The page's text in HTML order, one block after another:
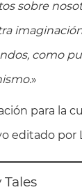
sobre
como
»
para la
editado por
Tales